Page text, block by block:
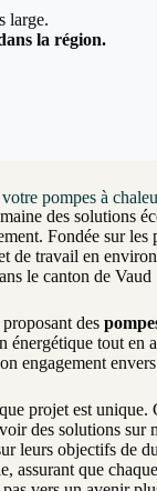
large.
la région.
pompes à
des solutions
Fondée sur les
de travail en
le canton de Vaud
des
tout
engagement
projet est unique.
des solutions sur
leurs objectifs de
que